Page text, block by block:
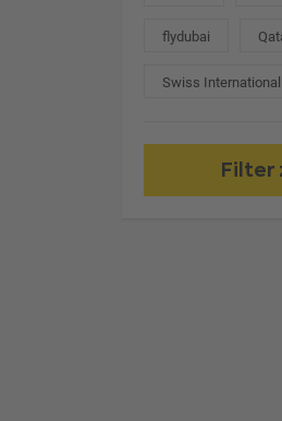
flydubai
Swiss International
Filter